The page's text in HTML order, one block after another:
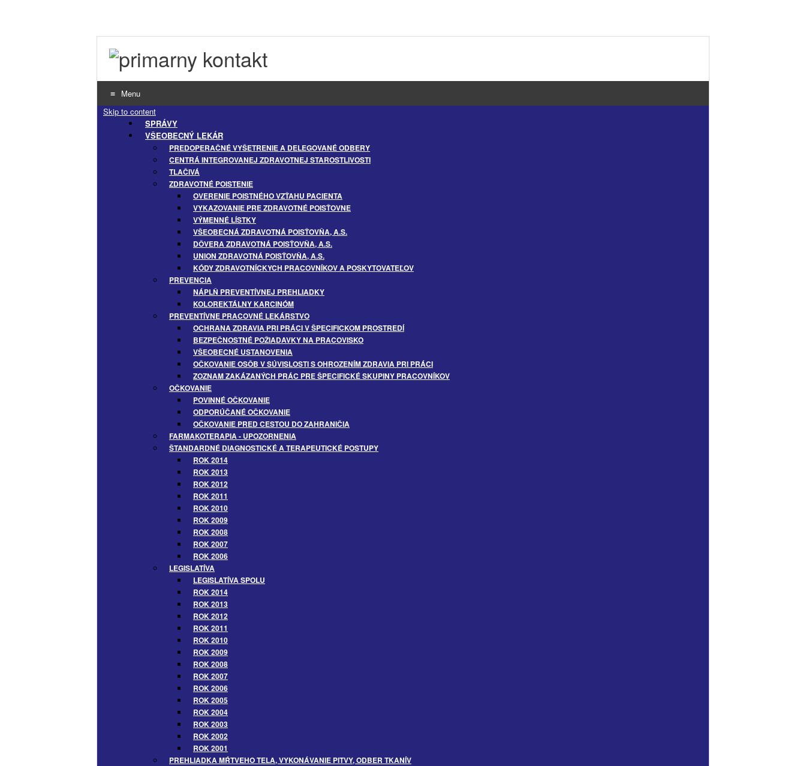
Menu
Skip to content
SPRÁVY
VŠEOBECNÝ LEKÁR
PREDOPERAČNÉ VYŠETRENIE A DELEGOVANÉ ODBERY
CENTRÁ INTEGROVANEJ ZDRAVOTNEJ STAROSTLIVOSTI
TLAČIVÁ
ZDRAVOTNÉ POISTENIE
OVERENIE POISTNÉHO VZŤAHU PACIENTA
VYKAZOVANIE PRE ZDRAVOTNÉ POISŤOVNE
VÝMENNÉ LÍSTKY
VŠEOBECNÁ ZDRAVOTNÁ POISŤOVŇA, A.S.
DÔVERA ZDRAVOTNÁ POISŤOVŇA, A.S.
UNION ZDRAVOTNÁ POISŤOVŇA, A.S.
KÓDY ZDRAVOTNÍCKYCH PRACOVNÍKOV A POSKYTOVATEĽOV
PREVENCIA
NÁPLŇ PREVENTÍVNEJ PREHLIADKY
KOLOREKTÁLNY KARCINÓM
PREVENTÍVNE PRACOVNÉ LEKÁRSTVO
OCHRANA ZDRAVIA PRI PRÁCI V ŠPECIFICKOM PROSTREDÍ
BEZPEČNOSTNÉ POŽIADAVKY NA PRACOVISKO
VŠEOBECNÉ USTANOVENIA
OČKOVANIE OSÔB V SÚVISLOSTI S OHROZENÍM ZDRAVIA PRI PRÁCI
ZOZNAM ZAKÁZANÝCH PRÁC PRE ŠPECIFICKÉ SKUPINY PRACOVNÍKOV
OČKOVANIE
POVINNÉ OČKOVANIE
ODPORÚČANÉ OČKOVANIE
OČKOVANIE PRED CESTOU DO ZAHRANIČIA
FARMAKOTERAPIA - UPOZORNENIA
ŠTANDARDNÉ DIAGNOSTICKÉ A TERAPEUTICKÉ POSTUPY
ROK 2014
ROK 2013
ROK 2012
ROK 2011
ROK 2010
ROK 2009
ROK 2008
ROK 2007
ROK 2006
LEGISLATÍVA
LEGISLATÍVA SPOLU
ROK 2014
ROK 2013
ROK 2012
ROK 2011
ROK 2010
ROK 2009
ROK 2008
ROK 2007
ROK 2006
ROK 2005
ROK 2004
ROK 2003
ROK 2002
ROK 2001
PREHLIADKA MŔTVEHO TELA, VYKONÁVANIE PITVY, ODBER TKANÍV